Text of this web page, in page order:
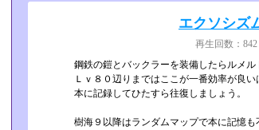
エクソシ
再生回数：
鋼鉄の鎧とバックラーを装備したらルメル
Ｌｖ８０辺りまではここが一番効率が良
本に記録してひたすら往復しましょう。
樹海９以降はランダムマップで本に記憶